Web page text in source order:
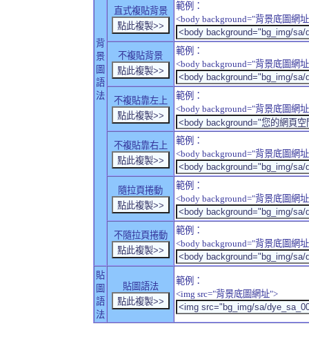
背
景
圖
語
法
直式複貼背景
範例：
<body background="背景底圖網
不複貼背景
範例：
<body background="背景底圖網
不複貼靠左上
範例：
<body background="背景底圖網
不複貼靠右上
範例：
<body background="背景底圖網
隨拉頁捲動
範例：
<body background="背景底圖網
不隨拉頁捲動
範例：
<body background="背景底圖網
貼
圖
語
法
貼圖語法
範例：
<img src="背景底圖網址">